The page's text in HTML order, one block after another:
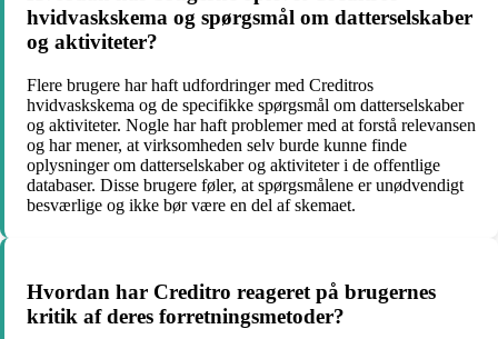
hvidvaskskema og spørgsmål om datterselskaber
og aktiviteter?
Flere brugere har haft udfordringer med Creditros
hvidvaskskema og de specifikke spørgsmål om datterselskaber
og aktiviteter. Nogle har haft problemer med at forstå relevansen
og har mener, at virksomheden selv burde kunne finde
oplysninger om datterselskaber og aktiviteter i de offentlige
databaser. Disse brugere føler, at spørgsmålene er unødvendigt
besværlige og ikke bør være en del af skemaet.
Hvordan har Creditro reageret på brugernes
kritik af deres forretningsmetoder?